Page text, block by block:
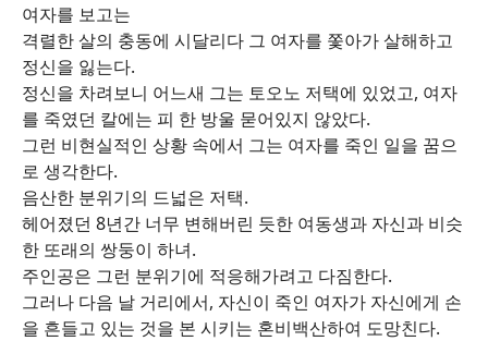
여자를 보고는
격렬한 살의 충동에 시달리다 그 여자를 쫓아가 살해하고
정신을 잃는다.
정신을 차려보니 어느새 그는 토오노 저택에 있었고, 여자
를 죽였던 칼에는 피 한 방울 묻어있지 않았다.
그런 비현실적인 상황 속에서 그는 여자를 죽인 일을 꿈으
로 생각한다.
음산한 분위기의 드넓은 저택.
헤어졌던 8년간 너무 변해버린 듯한 여동생과 자신과 비슷
한 또래의 쌍둥이 하녀.
주인공은 그런 분위기에 적응해가려고 다짐한다.
그러나 다음 날 거리에서, 자신이 죽인 여자가 자신에게 손
을 흔들고 있는 것을 본 시키는 혼비백산하여 도망친다.